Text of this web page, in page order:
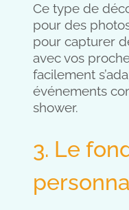
Ce type de
pour des
pour capturer
avec vos
facilement
événements
shower.
3. Le